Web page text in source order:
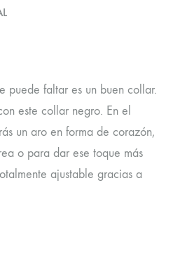
puede faltar es un buen collar.
este collar negro. En el
un aro en forma de corazón,
o para dar ese toque más
ajustable gracias a